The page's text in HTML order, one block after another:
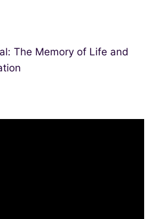
The Memory of Life and